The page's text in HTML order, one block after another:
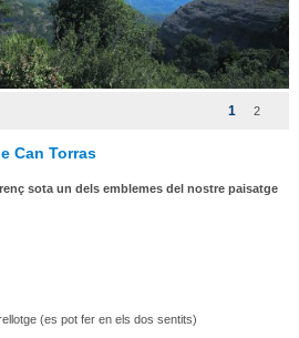
1 2
Can Torras
sota un dels emblemes del nostre paisatge
(es pot fer en els dos sentits)